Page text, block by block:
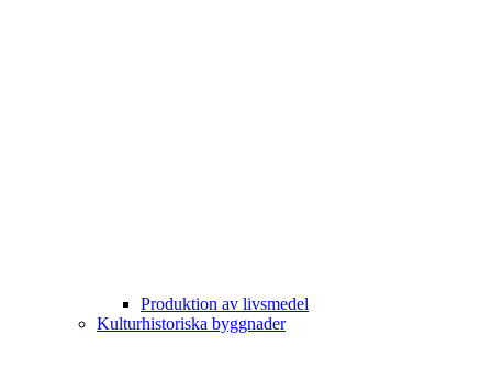
Produktion av livsmedel
Kulturhistoriska byggnader